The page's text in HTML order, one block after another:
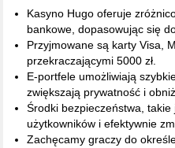
Kasyno Hugo oferuje
bankowe, dopasowując się
Przyjmowane są karty Visa,
przekraczającymi 5000 zł.
E-portfele umożliwiają
zwiększają prywatność i
Środki bezpieczeństwa,
użytkowników i efektywnie
Zachęcamy graczy do